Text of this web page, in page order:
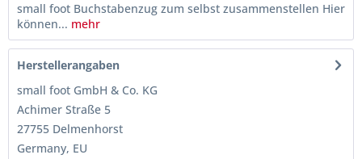
small foot Buchstabenzug zum selbst zusammenstellen Hier
können... mehr
Herstellerangaben
small foot GmbH & Co. KG
Achimer Straße 5
27755 Delmenhorst
Germany, EU